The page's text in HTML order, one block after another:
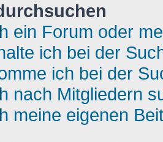
ein Forum oder
ich bei der
ich bei der
nach Mitgliedern
meine eigenen